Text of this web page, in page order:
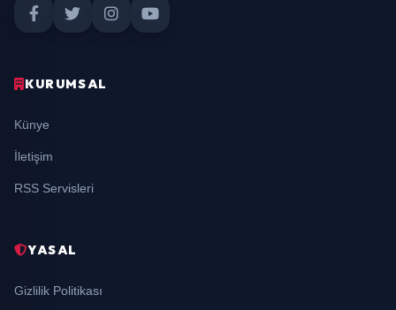
KURUMSAL
Künye
İletişim
RSS Servisleri
YASAL
Gizlilik Politikası